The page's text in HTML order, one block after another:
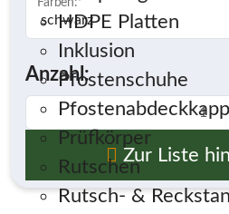
HDPE Platten
Inklusion
Pfostenschuhe
Prüfkörper
Rutschen
Rutsch- &
Farben:*
Anzahl:
Zur Liste